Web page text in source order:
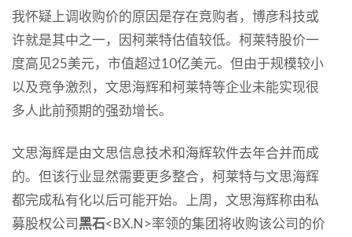
我怀疑上调收购价的原因是存在竞购者，博彦科技或
许就是其中之一，因柯莱特估值较低。柯莱特股价一
度高见25美元，市值超过10亿美元。但由于规模较小
以及竞争激烈，文思海辉和柯莱特等企业未能实现很
多人此前预期的强劲增长。
文思海辉是由文思信息技术和海辉软件去年合并而成
的。但该行业显然需要更多整合，柯莱特与文思海辉
都完成私有化以后可能开始。上周，文思海辉称由私
募股权公司黑石<BX.N>率领的集团将收购该公司的价